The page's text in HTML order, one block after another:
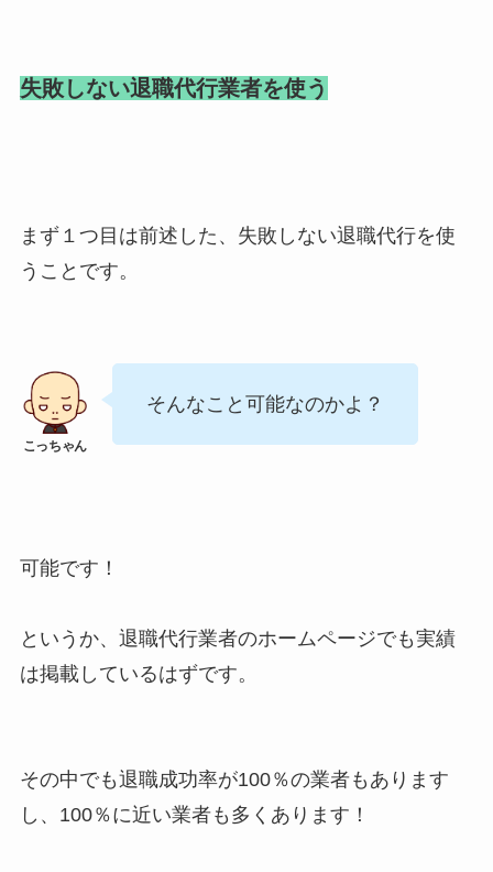
失敗しない退職代行業者を使う
まず１つ目は前述した、失敗しない退職代行を使
うことです。
そんなこと可能なのかよ？
可能です！
というか、退職代行業者のホームページでも実績
は掲載しているはずです。
その中でも退職成功率が100％の業者もあります
し、100％に近い業者も多くあります！